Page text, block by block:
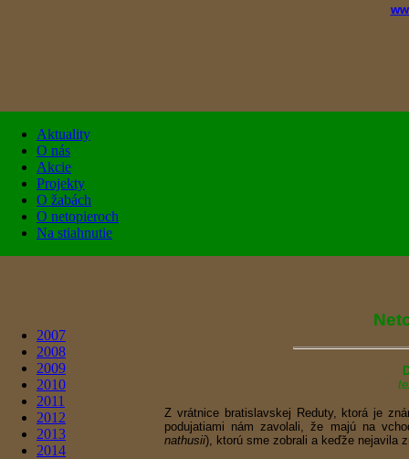
Aktuality
O nás
Akcie
Projekty
O žabách
O netopieroch
Na stiahnutie
2007
2008
2009
2010
2011
2012
2013
2014
Z vrátnice bratislavskej Reduty, ktorá je
podujatiami nám zavolali, že majú na
nathusii), ktorú sme zobrali a keďže nejavila